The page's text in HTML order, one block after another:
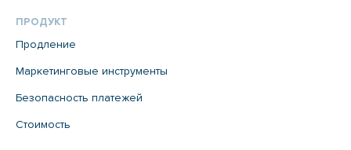
ПРОДУКТ
Продление
Маркетинговые инструменты
Безопасность платежей
Стоимость